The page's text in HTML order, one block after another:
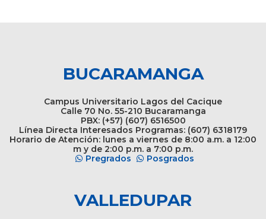
BUCARAMANGA
Campus Universitario Lagos del Cacique
Calle 70 No. 55-210 Bucaramanga
PBX: (+57) (607) 6516500
Línea Directa Interesados Programas: (607) 6318179
Horario de Atención: lunes a viernes de 8:00 a.m. a 12:00
m y de 2:00 p.m. a 7:00 p.m.
Pregrados
Posgrados
VALLEDUPAR